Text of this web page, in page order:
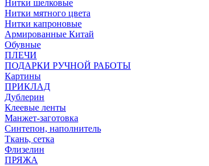
Нитки шелковые
Нитки мятного цвета
Нитки капроновые
Армированные Китай
Обувные
ПЛЕЧИ
ПОДАРКИ РУЧНОЙ РАБОТЫ
Картины
ПРИКЛАД
Дублерин
Клеевые ленты
Манжет-заготовка
Синтепон, наполнитель
Ткань, сетка
Флизелин
ПРЯЖА